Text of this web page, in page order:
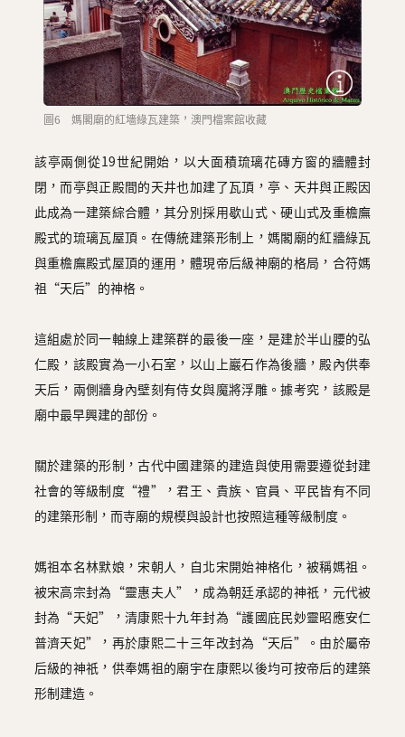
圖6 媽閣廟的紅墻綠瓦建築，澳門檔案館收藏
該亭兩側從19世紀開始，以大面積琉璃花磚方窗的牆體封
閉，而亭與正殿間的天井也加建了瓦頂，亭、天井與正殿因
此成為一建築綜合體，其分別採用歇山式、硬山式及重檐廡
殿式的琉璃瓦屋頂。在傳統建築形制上，媽閣廟的紅牆綠瓦
與重檐廡殿式屋頂的運用，體現帝后級神廟的格局，合符媽
祖“天后”的神格。
這組處於同一軸線上建築群的最後一座，是建於半山腰的弘
仁殿，該殿實為一小石室，以山上巖石作為後牆，殿內供奉
天后，兩側牆身內壁刻有侍女與魔將浮雕。據考究，該殿是
廟中最早興建的部份。
關於建築的形制，古代中國建築的建造與使用需要遵從封建
社會的等級制度“禮”，君王、貴族、官員、平民皆有不同
的建築形制，而寺廟的規模與設計也按照這種等級制度。
媽祖本名林默娘，宋朝人，自北宋開始神格化，被稱媽祖。
被宋高宗封為“靈惠夫人”，成為朝廷承認的神祇，元代被
封為“天妃”，清康熙十九年封為“護國庇民妙靈昭應安仁
普濟天妃”，再於康熙二十三年改封為“天后”。由於屬帝
后級的神祇，供奉媽祖的廟宇在康熙以後均可按帝后的建築
形制建造。